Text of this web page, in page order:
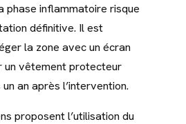
phase inflammatoire risque
définitive. Il est
la zone avec un écran
vêtement protecteur
an après l’intervention.
proposent l’utilisation du